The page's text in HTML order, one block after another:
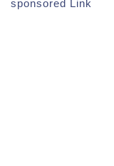
sponsored Link